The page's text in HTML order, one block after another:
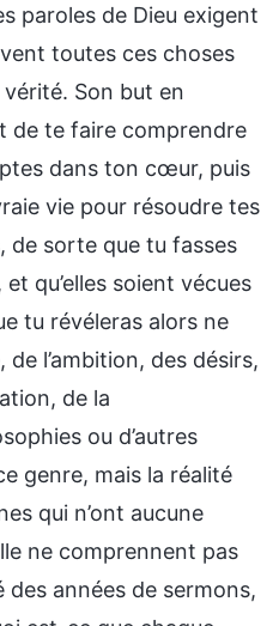
paroles de Dieu exigent
toutes ces choses
Son but en
de te faire comprendre
dans ton cœur, puis
vie pour résoudre tes
de sorte que tu fasses
qu’elles soient vécues
tu révéleras alors ne
de l’ambition, des désirs,
de la
ou d’autres
genre, mais la réalité
qui n’ont aucune
ne comprennent pas
années de sermons,